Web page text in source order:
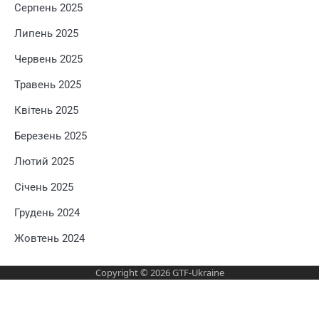
Серпень 2025
Липень 2025
Червень 2025
Травень 2025
Квітень 2025
Березень 2025
Лютий 2025
Січень 2025
Грудень 2024
Жовтень 2024
Copyright © 2026GTF-Ukraine